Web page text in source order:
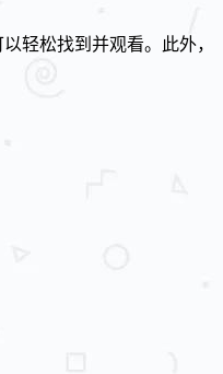
轻松找到并观看。此外，